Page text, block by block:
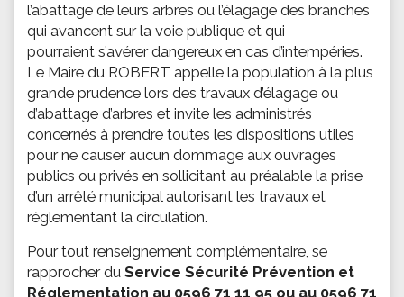
l’abattage de leurs arbres ou l’élagage des branches
qui avancent sur la voie publique et qui
pourraient s’avérer dangereux en cas d’intempéries.
Le Maire du ROBERT appelle la population à la plus
grande prudence lors des travaux d’élagage ou
d’abattage d’arbres et invite les administrés
concernés à prendre toutes les dispositions utiles
pour ne causer aucun dommage aux ouvrages
publics ou privés en sollicitant au préalable la prise
d’un arrêté municipal autorisant les travaux et
réglementant la circulation.
Pour tout renseignement complémentaire, se
rapprocher du Service Sécurité Prévention et
Réglementation au 0596 71 11 95 ou au 0596 71